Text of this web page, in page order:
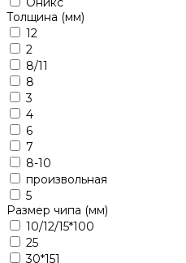
Толщина (мм)
12
2
8/11
8
3
4
6
7
8-10
произвольная
5
Размер чипа (мм)
10/12/15*100
25
30*151